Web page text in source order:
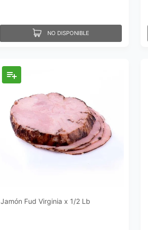
NO DISPONIBLE
Jamón Fud Virginia x 1/2 Lb